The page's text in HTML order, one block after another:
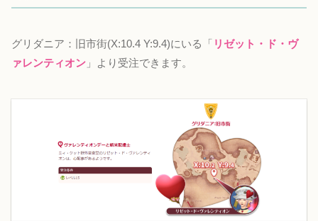
グリダニア：旧市街(X:10.4 Y:9.4)にいる「 リゼット・ド・ヴ
ァレンティオン 」より受注できます。